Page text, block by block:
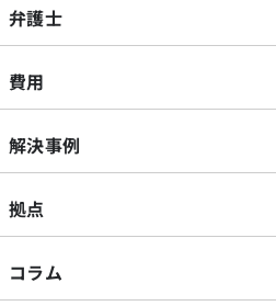
弁護士
費用
解決事例
拠点
コラム